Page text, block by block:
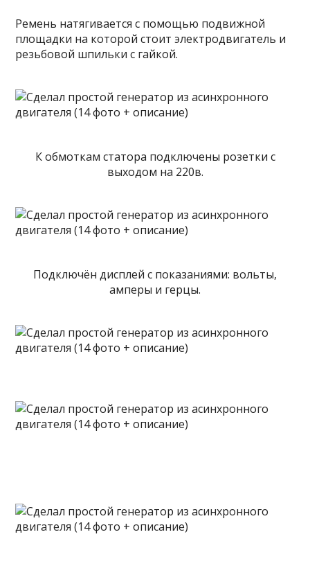
Ремень натягивается с помощью подвижной
площадки на которой стоит электродвигатель и
резьбовой шпильки с гайкой.
К обмоткам статора подключены розетки с
выходом на 220в.
Подключён дисплей с показаниями: вольты,
амперы и герцы.